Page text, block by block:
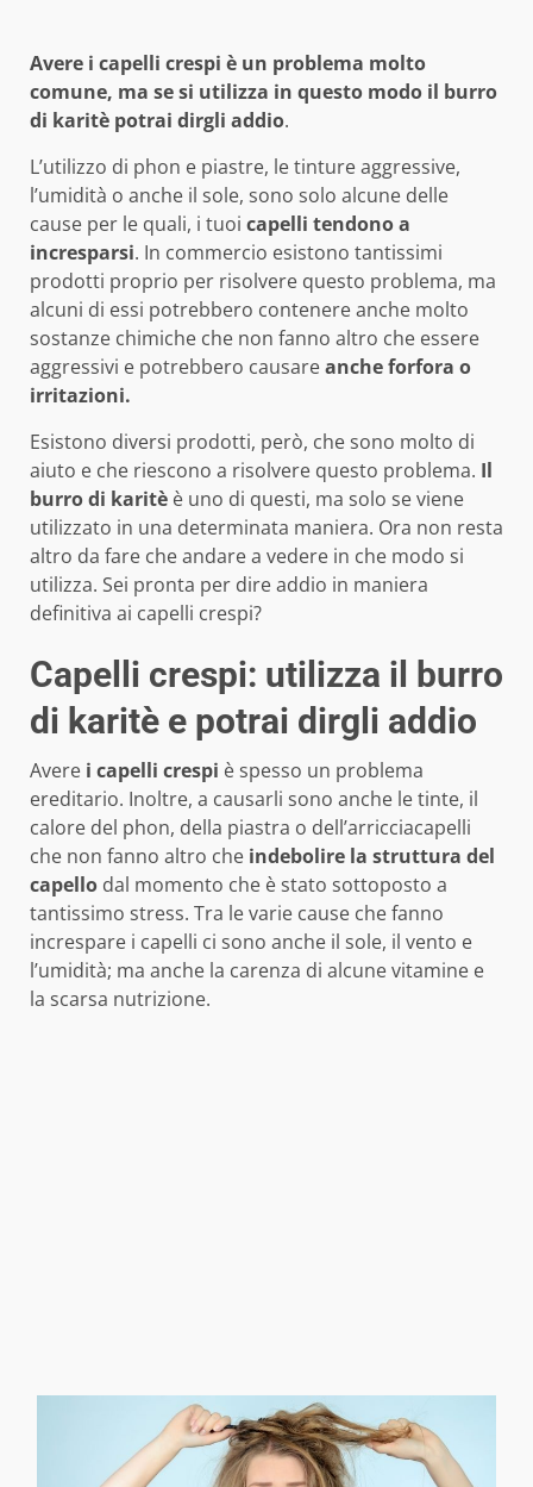
Avere i capelli crespi è un problema molto
comune, ma se si utilizza in questo modo il burro
di karitè potrai dirgli addio.
L’utilizzo di phon e piastre, le tinture aggressive,
l’umidità o anche il sole, sono solo alcune delle
cause per le quali, i tuoi capelli tendono a
incresparsi. In commercio esistono tantissimi
prodotti proprio per risolvere questo problema, ma
alcuni di essi potrebbero contenere anche molto
sostanze chimiche che non fanno altro che essere
aggressivi e potrebbero causareanche forfora o
irritazioni.
Esistono diversi prodotti, però, che sono molto di
aiuto e che riescono a risolvere questo problema. Il
burro di karitè è uno di questi, ma solo se viene
utilizzato in una determinata maniera. Ora non resta
altro da fare che andare a vedere in che modo si
utilizza. Sei pronta per dire addio in maniera
definitiva ai capelli crespi?
Capelli crespi: utilizza il burro
di karitè e potrai dirgli addio
Avere i capelli crespi è spesso un problema
ereditario. Inoltre, a causarli sono anche le tinte, il
calore del phon, della piastra o dell’arricciacapelli
che non fanno altro che indebolire la struttura del
capello dal momento che è stato sottoposto a
tantissimo stress. Tra le varie cause che fanno
increspare i capelli ci sono anche il sole, il vento e
l’umidità; ma anche la carenza di alcune vitamine e
la scarsa nutrizione.